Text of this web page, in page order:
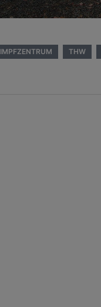
IMPFZENTRUM THW